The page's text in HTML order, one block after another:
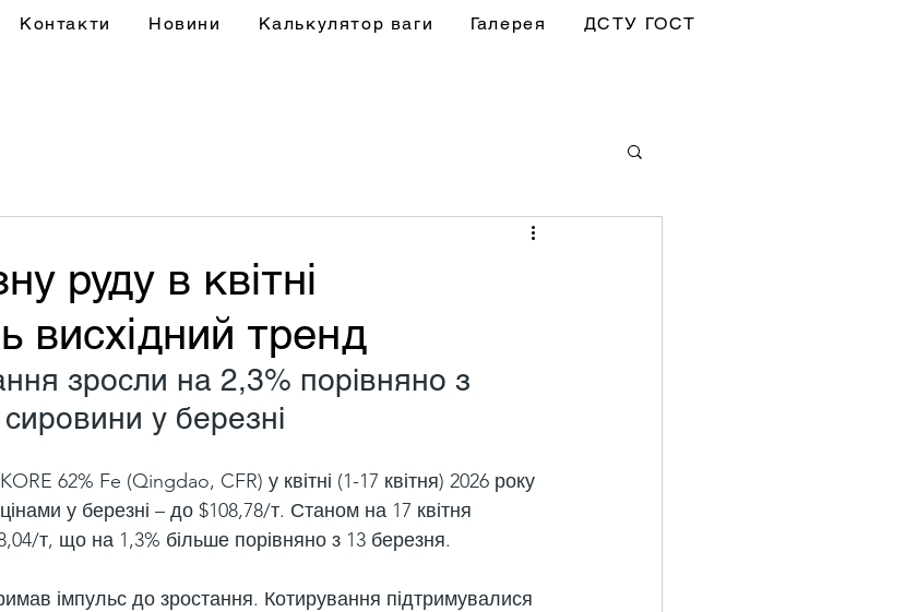
Контакти Новини Калькулятор ваги Галерея ДСТУ ГОСТ
руду в квітні
висхідний тренд
зросли на 2,3% порівняно з
у березні
62% Fe (Qingdao, CFR) у квітні (1-17 квітня) 2026 року
у березні – до $108,78/т. Станом на 17 квітня
т, що на 1,3% більше порівняно з 13 березня.
імпульс до зростання. Котирування підтримувалися